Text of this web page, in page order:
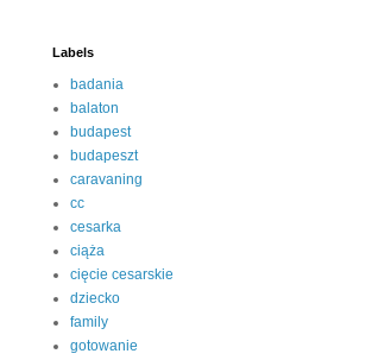
Labels
badania
balaton
budapest
budapeszt
caravaning
cc
cesarka
ciąża
cięcie cesarskie
dziecko
family
gotowanie